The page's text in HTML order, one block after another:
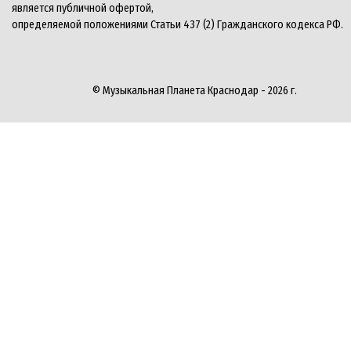
является публичной офертой,
определяемой положениями Статьи 437 (2) Гражданского кодекса РФ.
© Музыкальная Планета Краснодар - 2026 г.